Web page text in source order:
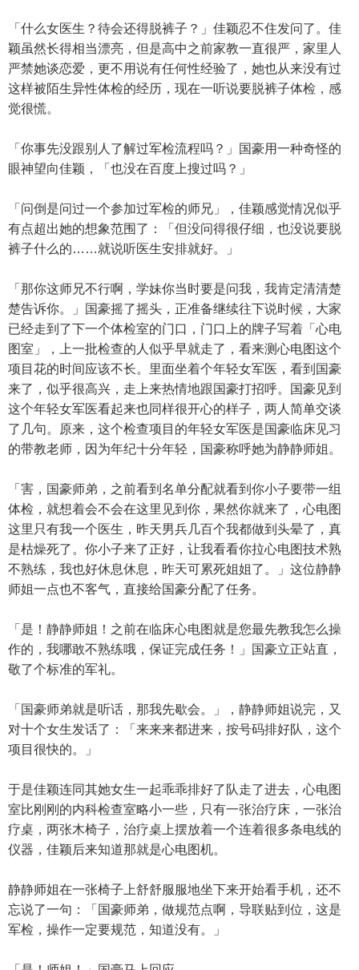
「什么女医生？待会还得脱裤子？」佳颖忍不住发问了。佳
颖虽然长得相当漂亮，但是高中之前家教一直很严，家里人
严禁她谈恋爱，更不用说有任何性经验了，她也从来没有过
这样被陌生异性体检的经历，现在一听说要脱裤子体检，感
觉很慌。
「你事先没跟别人了解过军检流程吗？」国豪用一种奇怪的
眼神望向佳颖，「也没在百度上搜过吗？」
「问倒是问过一个参加过军检的师兄」，佳颖感觉情况似乎
有点超出她的想象范围了：「但没问得很仔细，也没说要脱
裤子什么的……就说听医生安排就好。」
「那你这师兄不行啊，学妹你当时要是问我，我肯定清清楚
楚告诉你。」国豪摇了摇头，正准备继续往下说时候，大家
已经走到了下一个体检室的门口，门口上的牌子写着「心电
图室」，上一批检查的人似乎早就走了，看来测心电图这个
项目花的时间应该不长。里面坐着个年轻女军医，看到国豪
来了，似乎很高兴，走上来热情地跟国豪打招呼。国豪见到
这个年轻女军医看起来也同样很开心的样子，两人简单交谈
了几句。原来，这个检查项目的年轻女军医是国豪临床见习
的带教老师，因为年纪十分年轻，国豪称呼她为静静师姐。
「害，国豪师弟，之前看到名单分配就看到你小子要带一组
体检，就想着会不会在这里见到你，果然你就来了，心电图
这里只有我一个医生，昨天男兵几百个我都做到头晕了，真
是枯燥死了。你小子来了正好，让我看看你拉心电图技术熟
不熟练，我也好休息休息，昨天可累死姐姐了。」这位静静
师姐一点也不客气，直接给国豪分配了任务。
「是！静静师姐！之前在临床心电图就是您最先教我怎么操
作的，我哪敢不熟练哦，保证完成任务！」国豪立正站直，
敬了个标准的军礼。
「国豪师弟就是听话，那我先歇会。」，静静师姐说完，又
对十个女生发话了：「来来来都进来，按号码排好队，这个
项目很快的。」
于是佳颖连同其她女生一起乖乖排好了队走了进去，心电图
室比刚刚的内科检查室略小一些，只有一张治疗床，一张治
疗桌，两张木椅子，治疗桌上摆放着一个连着很多条电线的
仪器，佳颖后来知道那就是心电图机。
静静师姐在一张椅子上舒舒服服地坐下来开始看手机，还不
忘说了一句：「国豪师弟，做规范点啊，导联贴到位，这是
军检，操作一定要规范，知道没有。」